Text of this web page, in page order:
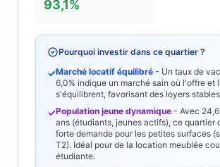
93,1%
Pourquoi investir dans ce quartier ?
✓Marché locatif équilibré - Un taux de
6,0% indique un marché sain où l'offre et
s'équilibrent, favorisant des loyers
✓Population jeune dynamique - Avec
ans (étudiants, jeunes actifs), ce quartier
forte demande pour les petites surfaces
T2). Idéal pour de la location meublée
étudiante.